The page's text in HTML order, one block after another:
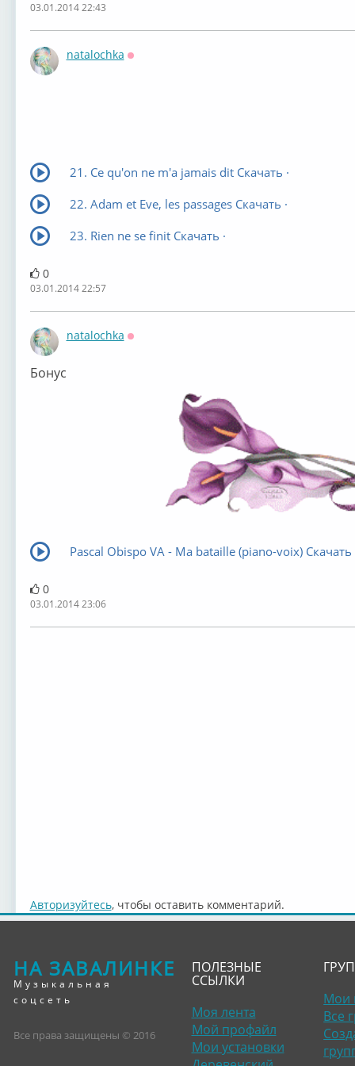
03.01.2014 22:43
natalochka
21. Ce qu'on ne m'a jamais dit Скачать ·
22. Adam et Eve, les passages Скачать ·
23. Rien ne se finit Скачать ·
0
03.01.2014 22:57
natalochka
Бонус
Pascal Obispo VA - Ma bataille (piano-voix) Скачать
0
03.01.2014 23:06
Авторизуйтесь, чтобы оставить комментарий.
НА ЗАВАЛИНКЕ
Музыкальная
соцсеть
Все права защищены © 2016
ПОЛЕЗНЫЕ
ССЫЛКИ
Моя лента
Мой профайл
Мои установки
Мои
Все